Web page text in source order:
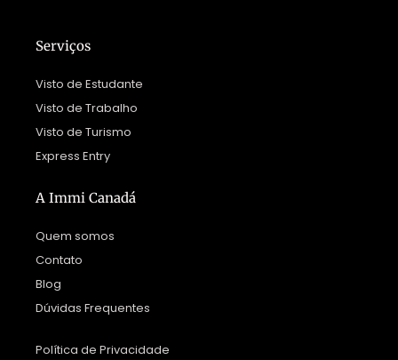
Serviços
Visto de Estudante
Visto de Trabalho
Visto de Turismo
Express Entry
A Immi Canadá
Quem somos
Contato
Blog
Dúvidas Frequentes
Política de Privacidade